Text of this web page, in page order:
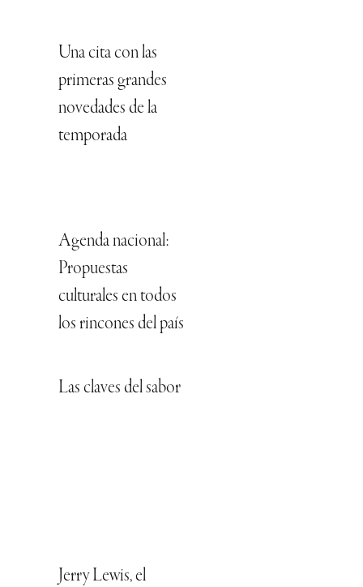
Una cita con las
primeras grandes
novedades de la
temporada
Agenda nacional:
Propuestas
culturales en todos
los rincones del país
Las claves del sabor
Jerry Lewis, el